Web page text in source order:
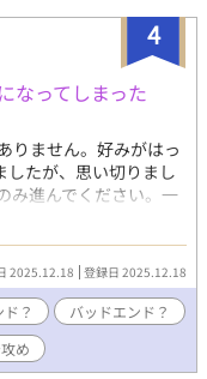
一個上の先輩、当時
輩であった。性に対
かったが、アルファ
レイプしてしまう。
幸広以外に興奮しな
を過ごしていた。 イン
るのを見つけ様子を
る事に気づき。自分
迫る。賢也とは同じ
4
なってしまった
りません。好みがはっ
したが、思い切りまし
み進んでください。一
たくて作りました。 受
むも地獄もあなた次
人気俳優×割と重い、
いてる姿を見つけた受
観が違ったようだ。
受けはどんどんその人
？:雪村日向 受け:斉藤
2025.12.18 登録日 2025.12.18
？
バッドエンド？
め